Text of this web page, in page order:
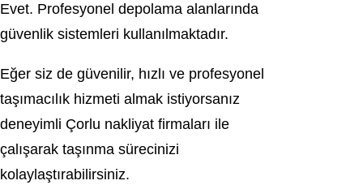
Evet. Profesyonel depolama alanlarında
güvenlik sistemleri kullanılmaktadır.
Eğer siz de güvenilir, hızlı ve profesyonel
taşımacılık hizmeti almak istiyorsanız
deneyimli Çorlu nakliyat firmaları ile
çalışarak taşınma sürecinizi
kolaylaştırabilirsiniz.